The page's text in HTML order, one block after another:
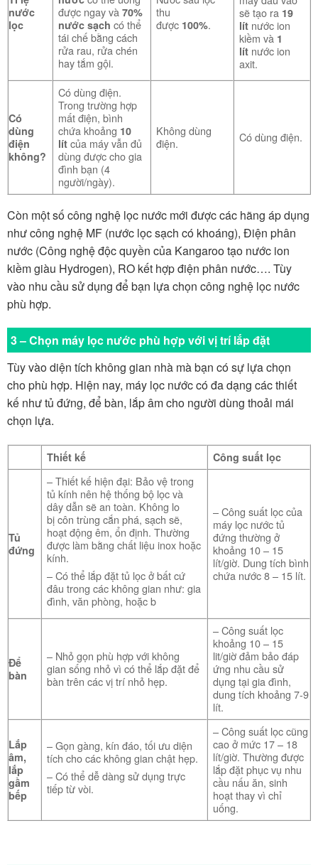
nước
lọc
được ngay và70%
nước sạchcó thể
tái chế bằng cách
rửa rau, rửa chén
hay tắm gội.
thu
được 100%.
sẽ tạo ra 19
lít nước ion
kiềm và 1
lít nước ion
axit.
Có
dùng
điện
không?
Có dùng điện.
Trong trường hợp
mất điện, bình
chứa khoảng 10
lít của máy vẫn đủ
dùng được cho gia
đình bạn (4
người/ngày).
Không dùng
điện.
Có dùng điện.
Còn một số công nghệ lọc nước mới được các hãng áp dụng
như công nghệ MF (nước lọc sạch có khoáng), Điện phân
nước (Công nghệ độc quyền của Kangaroo tạo nước ion
kiềm giàu Hydrogen), RO kết hợp điện phân nước…. Tùy
vào nhu cầu sử dụng để bạn lựa chọn công nghệ lọc nước
phù hợp.
3 – Chọn máy lọc nước phù hợp với vị trí lắp đặt
Tùy vào diện tích không gian nhà mà bạn có sự lựa chọn
cho phù hợp. Hiện nay, máy lọc nước có đa dạng các thiết
kế như tủ đứng, để bàn, lắp âm cho người dùng thoải mái
chọn lựa.
Thiết kế Công suất lọc
Tủ
đứng
– Thiết kế hiện đại: Bảo vệ trong
tủ kính nên hệ thống bộ lọc và
dây dẫn sẽ an toàn. Không lo
bị côn trùng cắn phá, sạch sẽ,
hoạt động êm, ổn định. Thường
được làm bằng chất liệu inox hoặc
kính.
– Có thể lắp đặt tủ lọc ở bất cứ
đâu trong các không gian như: gia
đình, văn phòng, hoặc b
– Công suất lọc của
máy lọc nước tủ
đứng thường ở
khoảng 10 – 15
lít/giờ. Dung tích bình
chứa nước 8 – 15 lít.
Để
bàn
– Nhỏ gọn phù hợp với không
gian sống nhỏ vì có thể lắp đặt để
bàn trên các vị trí nhỏ hẹp.
– Công suất lọc
khoảng 10 – 15
lit/giờ đảm bảo đáp
ứng nhu cầu sử
dụng tại gia đình,
dung tích khoảng 7-9
lít.
Lắp
âm,
lắp
gầm
bếp
– Gọn gàng, kín đáo, tối ưu diện
tích cho các không gian chật hẹp.
– Có thể dễ dàng sử dụng trực
tiếp từ vòi.
– Công suất lọc cũng
cao ở mức 17 – 18
lít/giờ. Thường được
lắp đặt phục vụ nhu
cầu nấu ăn, sinh
hoạt thay vì chỉ
uống.